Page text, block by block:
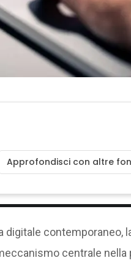
Approfondisci con altre
digitale contemporaneo,
centrale